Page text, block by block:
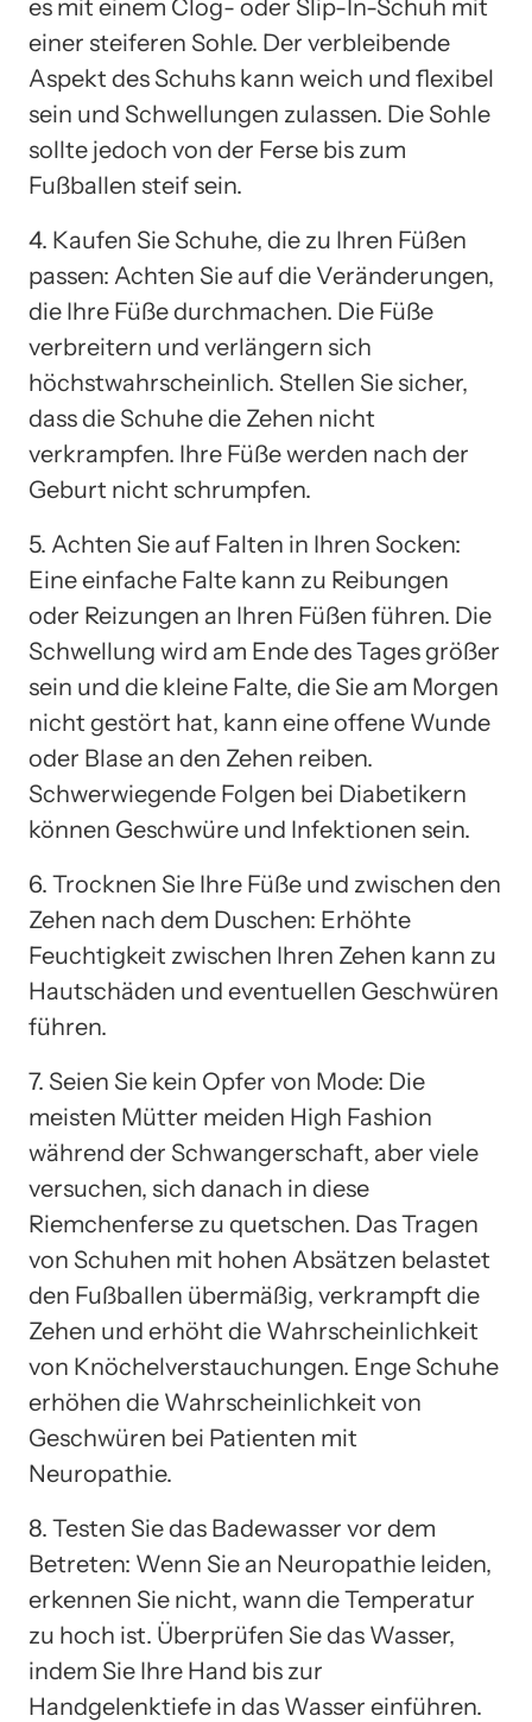
es mit einem Clog- oder Slip-In-Schuh mit
einer steiferen Sohle. Der verbleibende
Aspekt des Schuhs kann weich und flexibel
sein und Schwellungen zulassen. Die Sohle
sollte jedoch von der Ferse bis zum
Fußballen steif sein.
4. Kaufen Sie Schuhe, die zu Ihren Füßen
passen: Achten Sie auf die Veränderungen,
die Ihre Füße durchmachen. Die Füße
verbreitern und verlängern sich
höchstwahrscheinlich. Stellen Sie sicher,
dass die Schuhe die Zehen nicht
verkrampfen. Ihre Füße werden nach der
Geburt nicht schrumpfen.
5. Achten Sie auf Falten in Ihren Socken:
Eine einfache Falte kann zu Reibungen
oder Reizungen an Ihren Füßen führen. Die
Schwellung wird am Ende des Tages größer
sein und die kleine Falte, die Sie am Morgen
nicht gestört hat, kann eine offene Wunde
oder Blase an den Zehen reiben.
Schwerwiegende Folgen bei Diabetikern
können Geschwüre und Infektionen sein.
6. Trocknen Sie Ihre Füße und zwischen den
Zehen nach dem Duschen: Erhöhte
Feuchtigkeit zwischen Ihren Zehen kann zu
Hautschäden und eventuellen Geschwüren
führen.
7. Seien Sie kein Opfer von Mode: Die
meisten Mütter meiden High Fashion
während der Schwangerschaft, aber viele
versuchen, sich danach in diese
Riemchenferse zu quetschen. Das Tragen
von Schuhen mit hohen Absätzen belastet
den Fußballen übermäßig, verkrampft die
Zehen und erhöht die Wahrscheinlichkeit
von Knöchelverstauchungen. Enge Schuhe
erhöhen die Wahrscheinlichkeit von
Geschwüren bei Patienten mit
Neuropathie.
8. Testen Sie das Badewasser vor dem
Betreten: Wenn Sie an Neuropathie leiden,
erkennen Sie nicht, wann die Temperatur
zu hoch ist. Überprüfen Sie das Wasser,
indem Sie Ihre Hand bis zur
Handgelenktiefe in das Wasser einführen.